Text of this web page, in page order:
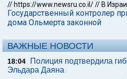
// https://www.newsru.co.il/// В
Государственный контролер
дома Ольмерта законной
ВАЖНЫЕ НОВОСТИ
18:04
Полиция подтвердила
Эльдара Даяна